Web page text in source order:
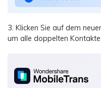
3. Klicken Sie auf dem
um alle doppelten